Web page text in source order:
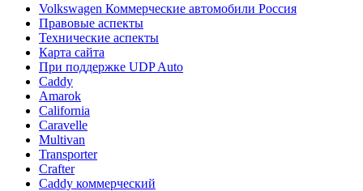
Volkswagen Коммерческие автомобили Россия
Правовые аспекты
Технические аспекты
Карта сайта
При поддержке UDP Auto
Caddy
Amarok
California
Caravelle
Multivan
Transporter
Crafter
Caddy коммерческий